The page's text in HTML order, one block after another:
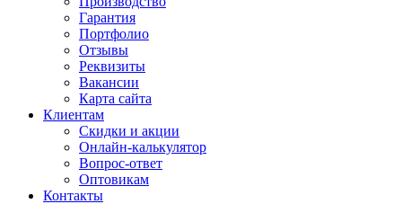
Гарантия
Портфолио
Отзывы
Реквизиты
Вакансии
Карта сайта
Клиентам
Скидки и акции
Онлайн-калькулятор
Вопрос-ответ
Оптовикам
Контакты